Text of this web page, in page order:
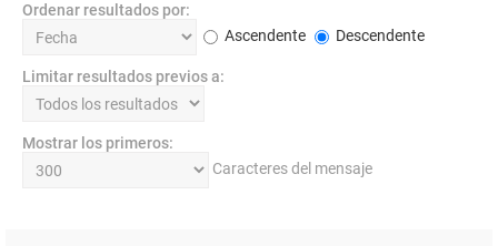
Ordenar resultados por:
Ascendente
Descendente
Limitar resultados previos a:
Mostrar los primeros:
Caracteres del mensaje